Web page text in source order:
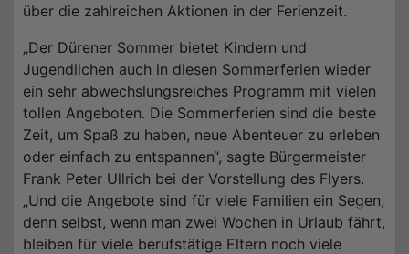
über die zahlreichen Aktionen in der Ferienzeit.
„Der Dürener Sommer bietet Kindern und
Jugendlichen auch in diesen Sommerferien wieder
ein sehr abwechslungsreiches Programm mit vielen
tollen Angeboten. Die Sommerferien sind die beste
Zeit, um Spaß zu haben, neue Abenteuer zu erleben
oder einfach zu entspannen“, sagte Bürgermeister
Frank Peter Ullrich bei der Vorstellung des Flyers.
„Und die Angebote sind für viele Familien ein Segen,
denn selbst, wenn man zwei Wochen in Urlaub fährt,
bleiben für viele berufstätige Eltern noch viele